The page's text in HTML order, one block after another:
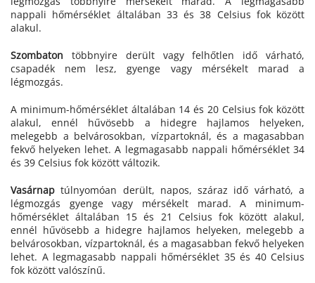
nappali hőmérséklet általában 33 és 38 Celsius fok között
alakul.
Szombaton többnyire derült vagy felhőtlen idő várható,
csapadék nem lesz, gyenge vagy mérsékelt marad a
légmozgás.
A minimum-hőmérséklet általában 14 és 20 Celsius fok között
alakul, ennél hűvösebb a hidegre hajlamos helyeken,
melegebb a belvárosokban, vízpartoknál, és a magasabban
fekvő helyeken lehet. A legmagasabb nappali hőmérséklet 34
és 39 Celsius fok között változik.
Vasárnap túlnyomóan derült, napos, száraz idő várható, a
légmozgás gyenge vagy mérsékelt marad. A minimum-
hőmérséklet általában 15 és 21 Celsius fok között alakul,
ennél hűvösebb a hidegre hajlamos helyeken, melegebb a
belvárosokban, vízpartoknál, és a magasabban fekvő helyeken
lehet. A legmagasabb nappali hőmérséklet 35 és 40 Celsius
fok között valószínű.